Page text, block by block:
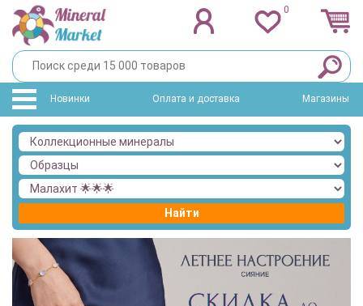
0
Новинки Оплата и доставка Магазины
Найти